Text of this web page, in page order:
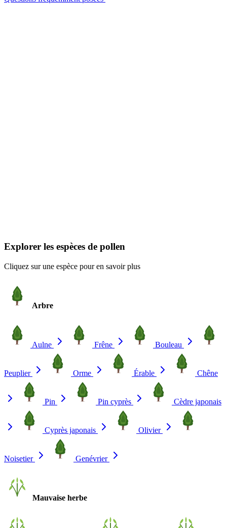
Explorer les espèces de pollen
Cliquez sur une espèce pour en savoir plus
Arbre
Aulne Frêne Bouleau
Peuplier Orme Érable Chêne
Pin Pin cyprès Cèdre japonais
Cyprès japonais Olivier
Noisetier Genévrier
Mauvaise herbe